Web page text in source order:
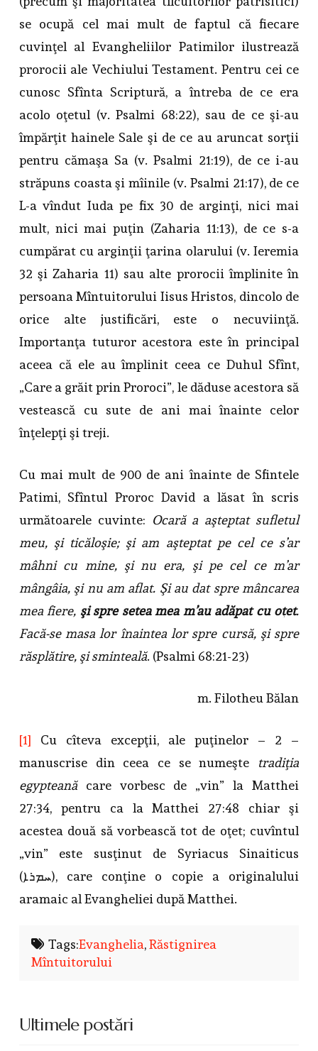
se ocupă cel mai mult de faptul că fiecare
cuvinţel al Evangheliilor Patimilor ilustrează
prorocii ale Vechiului Testament. Pentru cei ce
cunosc Sfînta Scriptură, a întreba de ce era
acolo oţetul (v. Psalmi 68:22), sau de ce şi-au
împărţit hainele Sale şi de ce au aruncat sorţii
pentru cămaşa Sa (v. Psalmi 21:19), de ce i-au
străpuns coasta şi mîinile (v. Psalmi 21:17), de ce
L-a vîndut Iuda pe fix 30 de arginţi, nici mai
mult, nici mai puţin (Zaharia 11:13), de ce s-a
cumpărat cu arginţii ţarina olarului (v. Ieremia
32 şi Zaharia 11) sau alte prorocii împlinite în
persoana Mîntuitorului Iisus Hristos, dincolo de
orice alte justificări, este o necuviinţă.
Importanţa tuturor acestora este în principal
aceea că ele au împlinit ceea ce Duhul Sfînt,
„Care a grăit prin Proroci”, le dăduse acestora să
vestească cu sute de ani mai înainte celor
înţelepţi şi treji.
Cu mai mult de 900 de ani înainte de Sfintele
Patimi, Sfîntul Proroc David a lăsat în scris
următoarele cuvinte: Ocară a aşteptat sufletul
meu, şi ticăloşie; şi am aşteptat pe cel ce s’ar
mâhni cu mine, şi nu era, şi pe cel ce m’ar
mângâia, şi nu am aflat. Şi au dat spre mâncarea
mea fiere, şi spre setea mea m’au adăpat cu oţet.
Facă-se masa lor înaintea lor spre cursă, şi spre
răsplătire, şi sminteală. (Psalmi 68:21-23)
m. Filotheu Bălan
[1] Cu cîteva excepţii, ale puţinelor – 2 –
manuscrise din ceea ce se numeşte tradiţia
egypteanăcare vorbesc de „vin” la Matthei
27:34, pentru ca la Matthei 27:48 chiar şi
acestea două să vorbească tot de oţet; cuvîntul
„vin” este susţinut de Syriacus Sinaiticus
(ܚܡܪܐ), care conţine o copie a originalului
aramaic al Evangheliei după Matthei.
Tags:Evanghelia,Răstignirea
Mîntuitorului
Ultimele postări